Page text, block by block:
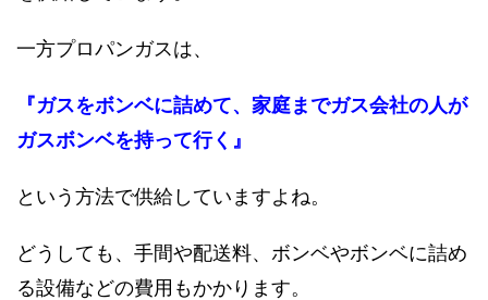
一方プロパンガスは、
『ガスをボンベに詰めて、家庭までガス会社の人が
ガスボンベを持って行く』
という方法で供給していますよね。
どうしても、手間や配送料、ボンベやボンベに詰め
る設備などの費用もかかります。